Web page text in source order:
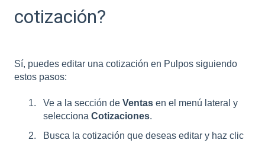
cotización?
Sí, puedes editar una cotización en Pulpos siguiendo
estos pasos:
Ve a la sección de Ventas en el menú lateral y
selecciona Cotizaciones.
Busca la cotización que deseas editar y haz clic